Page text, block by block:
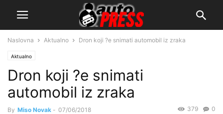
Naslovna Aktualno Dron koji ?e snimati automobil iz zraka
Aktualno
Dron koji ?e snimati
automobil iz zraka
By Miso Novak - 07/06/2018 0
379